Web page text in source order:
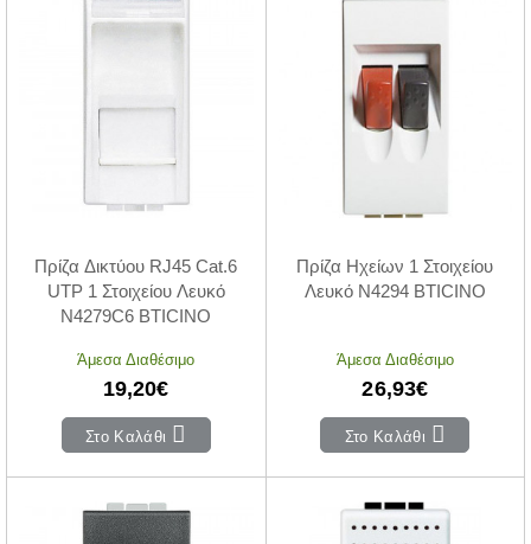
Πρίζα Δικτύου RJ45 Cat.6
UTP 1 Στοιχείου Λευκό
N4279C6 BTICINO
Άμεσα Διαθέσιμο
19,20€
Στο Καλάθι
Πρίζα Ηχείων 1 Στοιχείου
Λευκό N4294 BTICINO
Άμεσα Διαθέσιμο
26,93€
Στο Καλάθι